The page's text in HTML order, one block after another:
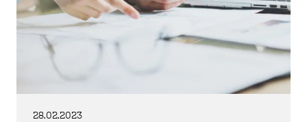
28.02.2023